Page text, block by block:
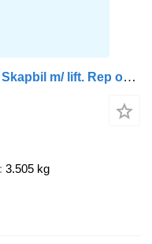
Mitsubishi Fuso Fuso 7C18 4x2 Skapbil m/ lift. Rep objekt
3.505 kg